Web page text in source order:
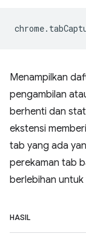
chrome.
Menampilkan
pengambilan
berhenti dan
ekstensi
tab yang ada
perekaman tab
berlebihan
HASIL